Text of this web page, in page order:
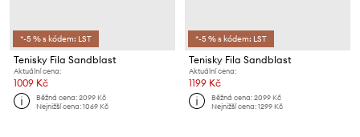
*-5 % s kódem: LST
Tenisky Fila Sandblast
Aktuální cena:
1009 Kč
Běžná cena:2099 Kč
Nejnižší cena:1069 Kč
*-5 % s kódem: LST
Tenisky Fila Sandblast
Aktuální cena:
1199 Kč
Běžná cena:2099 Kč
Nejnižší cena:1299 Kč